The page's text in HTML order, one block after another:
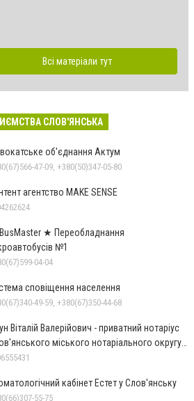
Всі матеріали тут
СЛОВ'ЯНСЬКА
об'єднання Актум
47-09, +380(50)347-05-80
агентство MAKE SENSE
★ Переобладнання
№1
04-04
сповіщення населення
49-59, +380(67)350-44-68
Віталій Валерійович - приватний нотаріус
міського нотаріального округу
кабінет Естет у Слов'янську
55-75